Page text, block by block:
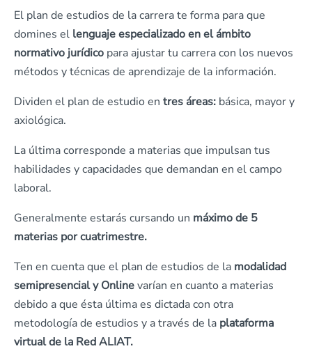
El plan de estudios de la carrera te forma para que
domines el lenguaje especializado en el ámbito
normativo jurídico para ajustar tu carrera con los nuevos
métodos y técnicas de aprendizaje de la información.
Dividen el plan de estudio en tres áreas: básica, mayor y
axiológica.
La última corresponde a materias que impulsan tus
habilidades y capacidades que demandan en el campo
laboral.
Generalmente estarás cursando un máximo de 5
materias por cuatrimestre.
Ten en cuenta que el plan de estudios de la modalidad
semipresencial y Onlinevarían en cuanto a materias
debido a que ésta última es dictada con otra
metodología de estudios y a través de la plataforma
virtual de la Red ALIAT.